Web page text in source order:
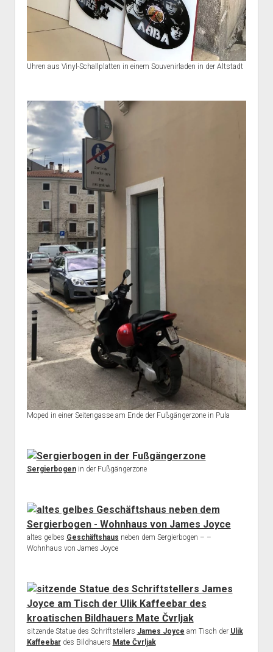
Uhren aus Vinyl-Schallplatten in einem Souvenirladen in der Altstadt
Moped in einer Seitengasse am Ende der Fußgängerzone in Pula
Sergierbogenin der Fußgängerzone
altes gelbes Geschäftshaus neben dem Sergierbogen – –
Wohnhaus von James Joyce
sitzende Statue des Schriftstellers James Joyce am Tisch der Ulik
Kaffeebardes Bildhauers Mate Čvrljak